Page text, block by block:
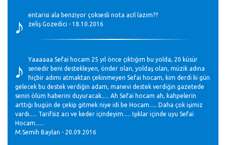
♪
entarisi ala benziyor çoksesli nota acil lazım??
zeliş Gozedici - 18.10.2016
♪
Yaaaaaa Sefai hocam 25 yıl önce çıktığım bu yolda, 20 küsür
senedir beni destekleyen, önder olan, yoldaş olan, müzik adına
hiçbir adımı atmaktan çekinmeyen Sefai hocam, kim derdi ki gün
gelecek bu destek verdiğin adam, manevi destek verdiğin gazetede
senin ölüm haberini duyuracak..... Ah Sefai hocam ah, kahpelerin
arttığı bugün de çekip gitmek niye idi be Hocam..... Daha çok işimiz
vardı..... Tarifsiz acı ve keder içindeyim..... Işıklar içinde uyu Sefai
Hocam......
M.Semih Baylan - 20.09.2016